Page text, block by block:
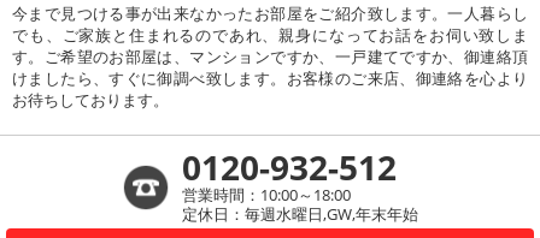
今まで見つける事が出来なかったお部屋をご紹介致します。一人暮らし
でも、ご家族と住まれるのであれ、親身になってお話をお伺い致しま
す。ご希望のお部屋は、マンションですか、一戸建てですか、御連絡頂
けましたら、すぐに御調べ致します。お客様のご来店、御連絡を心より
お待ちしております。
0120-932-512
営業時間：10:00～18:00
定休日：毎週水曜日,GW,年末年始